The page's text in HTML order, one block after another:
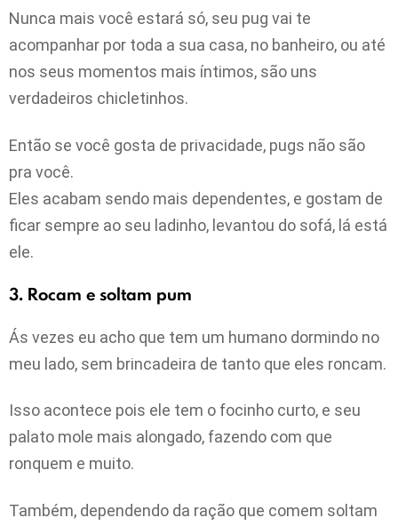
Nunca mais você estará só, seu pug vai te
acompanhar por toda a sua casa, no banheiro, ou até
nos seus momentos mais íntimos, são uns
verdadeiros chicletinhos.
Então se você gosta de privacidade, pugs não são
pra você.
Eles acabam sendo mais dependentes, e gostam de
ficar sempre ao seu ladinho, levantou do sofá, lá está
ele.
3. Rocam e soltam pum
Ás vezes eu acho que tem um humano dormindo no
meu lado, sem brincadeira de tanto que eles roncam.
Isso acontece pois ele tem o focinho curto, e seu
palato mole mais alongado, fazendo com que
ronquem e muito.
Também, dependendo da ração que comem soltam